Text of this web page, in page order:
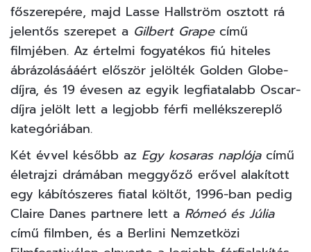
főszerepére, majd Lasse Hallström osztott rá
jelentős szerepet a Gilbert Grapecímű
filmjében. Az értelmi fogyatékos fiú hiteles
ábrázolásááért először jelölték Golden Globe-
díjra, és 19 évesen az egyik legfiatalabb Oscar-
díjra jelölt lett a legjobb férfi mellékszereplő
kategóriában.
Két évvel később az Egy kosaras naplójacímű
életrajzi drámában meggyőző erővel alakított
egy kábítószeres fiatal költőt, 1996-ban pedig
Claire Danes partnere lett a Rómeó és Júlia
című filmben, és a Berlini Nemzetközi